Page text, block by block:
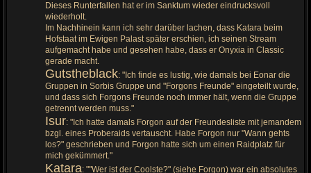
Dieses Runterfallen hat er im Sanktum wieder eindrucksvoll
wiederholt.
Im Nachhinein kann ich sehr darüber lachen, dass Katara beim
Hofstaat im Ewigen Palast später erschien, ich seinen Stream
aufgemacht habe und gesehen habe, dass er Onyxia in Classic
gerade macht.
Gutstheblack: "Ich finde es lustig, wie damals bei Eonar die
Gruppen in Sorbis Gruppe und "Forgons Freunde" eingeteilt wurde,
und dass sich Forgons Freunde noch immer hält, wenn die Gruppe
getrennt werden muss."
Isur: "Ich hatte damals Forgon auf der Freundesliste mit jemandem
bzgl. eines Proberaids vertauscht. Habe Forgon nur "Wann gehts
los?" geschrieben und Forgon hatte sich um einen Raidplatz für
mich gekümmert."
Katara: ""Wer ist der Coolste?" (siehe Forgon) war ein absolutes